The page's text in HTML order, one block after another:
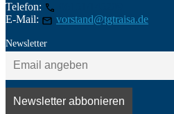
Telefon:
E-Mail:
vorstand@tgtraisa.de
Newsletter